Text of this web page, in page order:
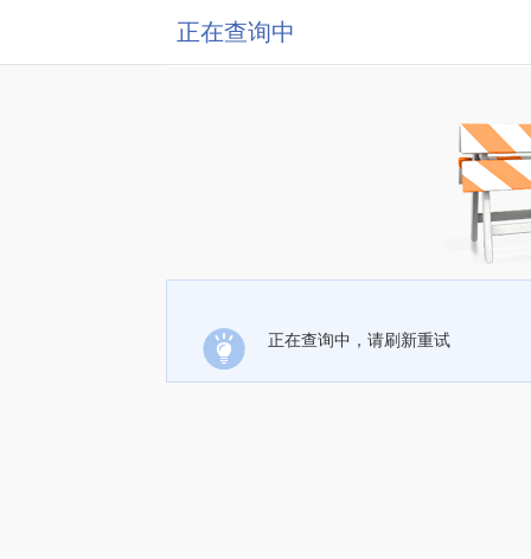
正在查询中
正在查询中，请刷新重试